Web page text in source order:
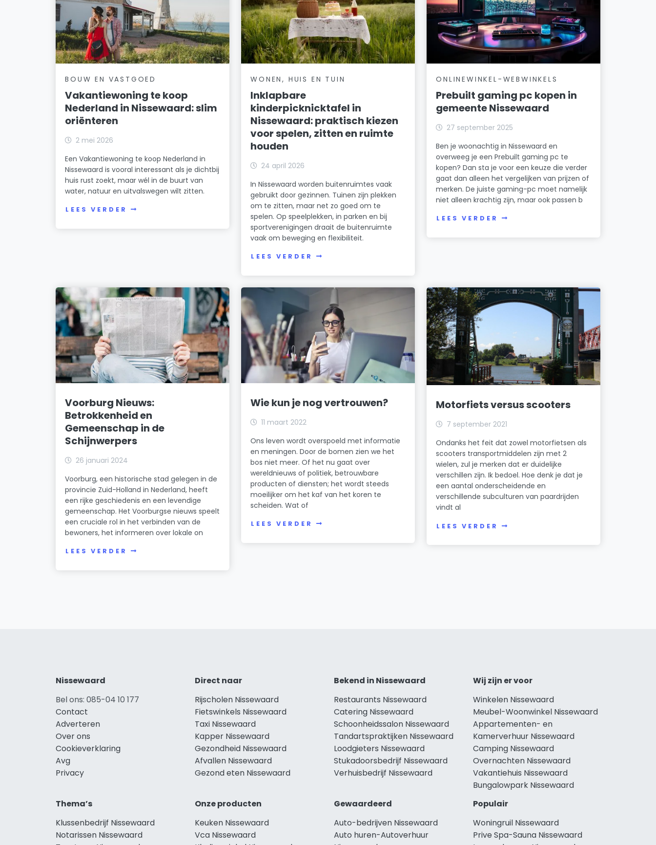
BOUW EN VASTGOED
Vakantiewoning te koop
Nederland in Nissewaard: slim
oriënteren
2 mei 2026
Een Vakantiewoning te koop Nederland in
Nissewaard is vooral interessant als je dichtbij
huis rust zoekt, maar wél in de buurt van
water, natuur en uitvalswegen wilt zitten.
LEES VERDER
WONEN, HUIS EN TUIN
Inklapbare
kinderpicknicktafel in
Nissewaard: praktisch kiezen
voor spelen, zitten en ruimte
houden
24 april 2026
In Nissewaard worden buitenruimtes vaak
gebruikt door gezinnen. Tuinen zijn plekken
om te zitten, maar net zo goed om te
spelen. Op speelplekken, in parken en bij
sportverenigingen draait de buitenruimte
vaak om beweging en flexibiliteit.
LEES VERDER
ONLINEWINKEL-WEBWINKELS
Prebuilt gaming pc kopen in
gemeente Nissewaard
27 september 2025
Ben je woonachtig in Nissewaard en
overweeg je een Prebuilt gaming pc te
kopen? Dan sta je voor een keuze die verder
gaat dan alleen het vergelijken van prijzen of
merken. De juiste gaming-pc moet namelijk
niet alleen krachtig zijn, maar ook passen b
LEES VERDER
Voorburg Nieuws:
Betrokkenheid en
Gemeenschap in de
Schijnwerpers
26 januari 2024
Voorburg, een historische stad gelegen in de
provincie Zuid-Holland in Nederland, heeft
een rijke geschiedenis en een levendige
gemeenschap. Het Voorburgse nieuws speelt
een cruciale rol in het verbinden van de
bewoners, het informeren over lokale on
LEES VERDER
Wie kun je nog vertrouwen?
11 maart 2022
Ons leven wordt overspoeld met informatie
en meningen. Door de bomen zien we het
bos niet meer. Of het nu gaat over
wereldnieuws of politiek, betrouwbare
producten of diensten; het wordt steeds
moeilijker om het kaf van het koren te
scheiden. Wat of
LEES VERDER
Motorfiets versus scooters
7 september 2021
Ondanks het feit dat zowel motorfietsen als
scooters transportmiddelen zijn met 2
wielen, zul je merken dat er duidelijke
verschillen zijn. Ik bedoel. Hoe denk je dat je
een aantal onderscheidende en
verschillende subculturen van paardrijden
vindt al
LEES VERDER
Nissewaard
Bel ons: 085-04 10 177
Contact
Adverteren
Over ons
Cookieverklaring
Avg
Privacy
Direct naar
Rijscholen Nissewaard
Fietswinkels Nissewaard
Taxi Nissewaard
Kapper Nissewaard
Gezondheid Nissewaard
Afvallen Nissewaard
Gezond eten Nissewaard
Bekend in Nissewaard
Restaurants Nissewaard
Catering Nissewaard
Schoonheidssalon Nissewaard
Tandartspraktijken Nissewaard
Loodgieters Nissewaard
Stukadoorsbedrijf Nissewaard
Verhuisbedrijf Nissewaard
Wij zijn er voor
Winkelen Nissewaard
Meubel-Woonwinkel Nissewaard
Appartementen- en
Kamerverhuur Nissewaard
Camping Nissewaard
Overnachten Nissewaard
Vakantiehuis Nissewaard
Bungalowpark Nissewaard
Thema’s
Klussenbedrijf Nissewaard
Notarissen Nissewaard
Onze producten
Keuken Nissewaard
Vca Nissewaard
Gewaardeerd
Auto-bedrijven Nissewaard
Auto huren-Autoverhuur
Populair
Woningruil Nissewaard
Prive Spa-Sauna Nissewaard